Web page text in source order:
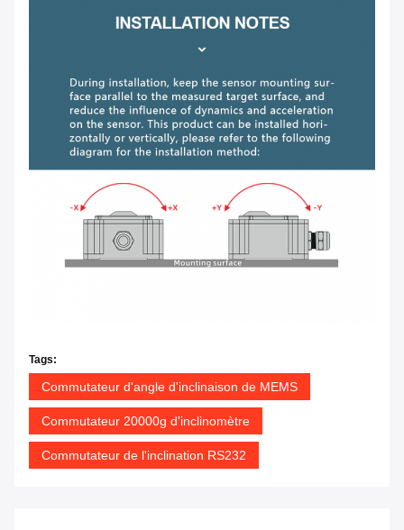
Tags:
Commutateur d'angle d'inclinaison de MEMS
Commutateur 20000g d'inclinomètre
Commutateur de l'inclination RS232